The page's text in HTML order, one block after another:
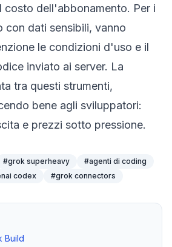
costo dell'abbonamento. Per i
con dati sensibili, vanno
le condizioni d'uso e il
inviato ai server. La
tra questi strumenti,
bene agli sviluppatori:
e prezzi sotto pressione.
#grok superheavy #agenti di coding
codex #grok connectors
Build